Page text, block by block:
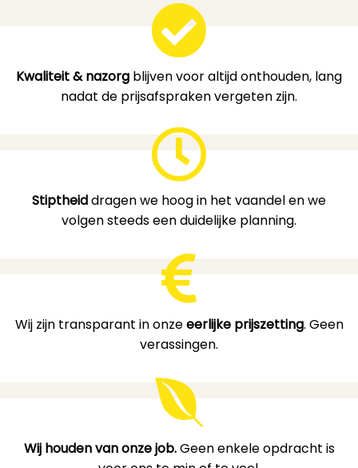
Kwaliteit & nazorg blijven voor altijd onthouden, lang
nadat de prijsafspraken vergeten zijn.
Stiptheiddragen we hoog in het vaandel en we
volgen steeds een duidelijke planning.
Wij zijn transparant in onzeeerlijke prijszetting. Geen
verassingen.
Wij houden van onze job.Geen enkele opdracht is